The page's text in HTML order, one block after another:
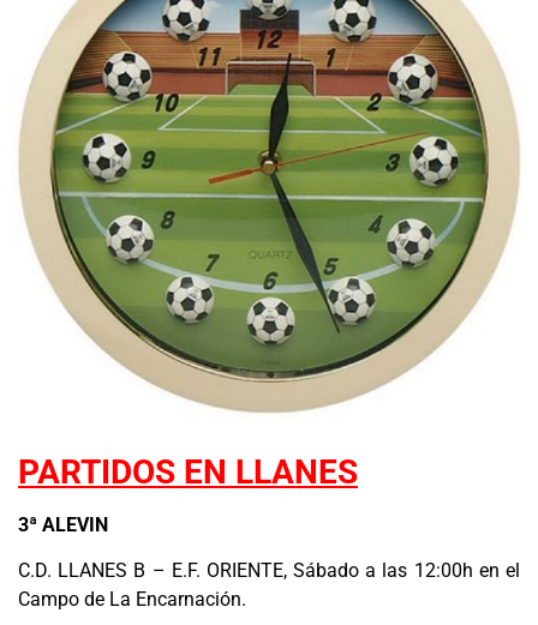
PARTIDOS EN LLANES
3ª ALEVIN
C.D. LLANES B – E.F. ORIENTE, Sábado a las 12:00h en el
Campo de La Encarnación.